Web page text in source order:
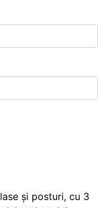
și posturi, cu 3